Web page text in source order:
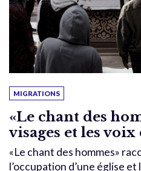
MIGRATIONS
«Le chant des
visages et les
«Le chant des hommes»
l’occupation d’une église et